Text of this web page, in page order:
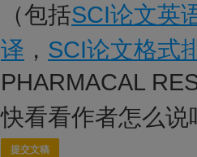
（包括SCI论文英
译 ， SCI论文格式
PHARMACAL
快看看作者怎么说
提交文稿